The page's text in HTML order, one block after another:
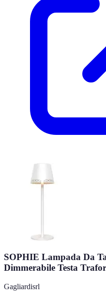
SOPHIE Lampada Da
Dimmerabile Testa
Gagliardisrl